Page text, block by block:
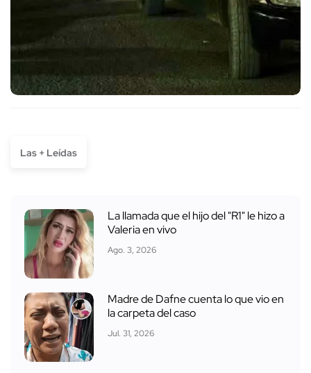
Las + Leídas
La llamada que el hijo del "R1" le hizo a
Valeria en vivo
Ago. 3, 2026
Madre de Dafne cuenta lo que vio en
la carpeta del caso
Jul. 31, 2026